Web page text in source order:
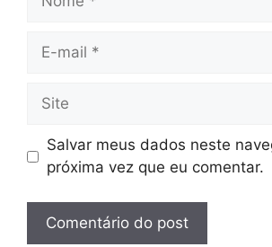
Site
Salvar meus dados neste
próxima vez que eu comentar.